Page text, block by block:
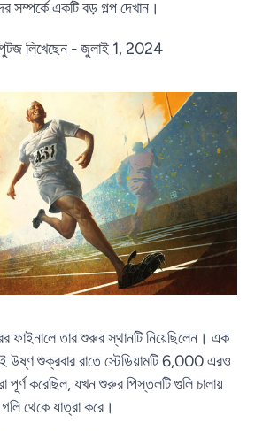
সম্পর্কে একটি বড় গল্প দেখান।
লিখেছেন - জুলাই 1, 2024
ফাইনালে তার শুরুর স্থানটি নিয়েছিলেন। এক
উষ্ণ শুক্রবার রাতে স্টেডিয়ামটি 6,000 এরও
পূর্ণ করেছিল, যখন শুরুর পিস্তলটি গুলি চালায়
থেকে যাত্রা করে।